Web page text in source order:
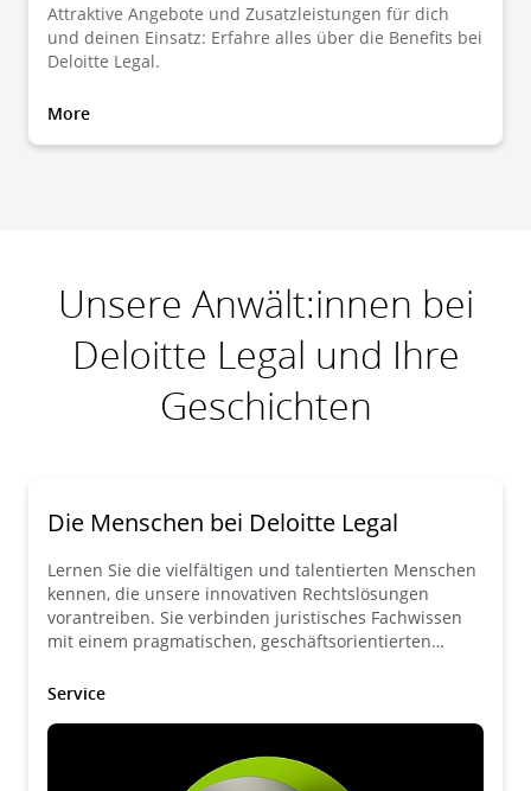
Attraktive Angebote und Zusatzleistungen für dich
und deinen Einsatz: Erfahre alles über die Benefits bei
Deloitte Legal.
More
Unsere Anwält:innen bei
Deloitte Legal und Ihre
Geschichten
Die Menschen bei Deloitte Legal
Lernen Sie die vielfältigen und talentierten Menschen
kennen, die unsere innovativen Rechtslösungen
vorantreiben. Sie verbinden juristisches Fachwissen
mit einem pragmatischen, geschäftsorientierten
Service